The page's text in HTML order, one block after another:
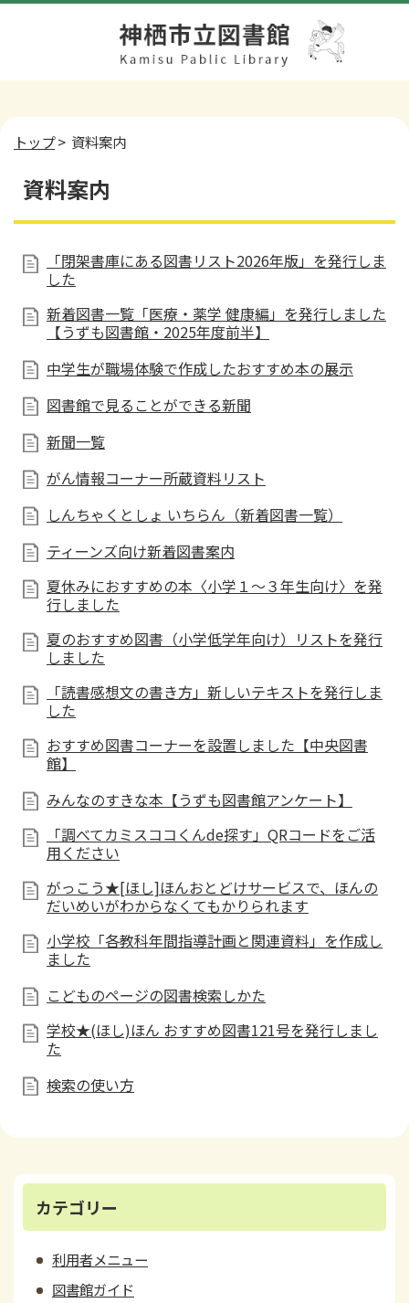
トップ> 資料案内
資料案内
「閉架書庫にある図書リスト2026年版」を発行しま
した
新着図書一覧「医療・薬学 健康編」を発行しました
【うずも図書館・2025年度前半】
中学生が職場体験で作成したおすすめ本の展示
図書館で見ることができる新聞
新聞一覧
がん情報コーナー所蔵資料リスト
しんちゃくとしょ いちらん（新着図書一覧）
ティーンズ向け新着図書案内
夏休みにおすすめの本〈小学１～３年生向け〉を発
行しました
夏のおすすめ図書（小学低学年向け）リストを発行
しました
「読書感想文の書き方」新しいテキストを発行しま
した
おすすめ図書コーナーを設置しました【中央図書
館】
みんなのすきな本【うずも図書館アンケート】
「調べてカミスココくんde探す」QRコードをご活
用ください
がっこう★[ほし]ほんおとどけサービスで、ほんの
だいめいがわからなくてもかりられます
小学校「各教科年間指導計画と関連資料」を作成し
ました
こどものページの図書検索しかた
学校★(ほし)ほん おすすめ図書121号を発行しまし
た
検索の使い方
カテゴリー
利用者メニュー
図書館ガイド